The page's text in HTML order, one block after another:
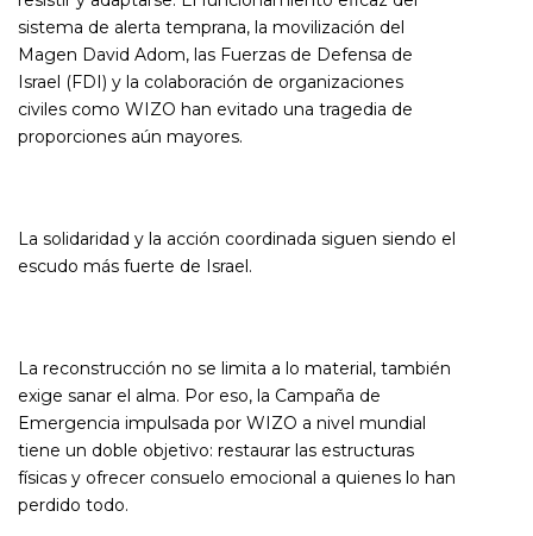
sistema de alerta temprana, la movilización del
Magen David Adom, las Fuerzas de Defensa de
Israel (FDI) y la colaboración de organizaciones
civiles como WIZO han evitado una tragedia de
proporciones aún mayores.
La solidaridad y la acción coordinada siguen siendo el
escudo más fuerte de Israel.
La reconstrucción no se limita a lo material, también
exige sanar el alma. Por eso, la Campaña de
Emergencia impulsada por WIZO a nivel mundial
tiene un doble objetivo: restaurar las estructuras
físicas y ofrecer consuelo emocional a quienes lo han
perdido todo.